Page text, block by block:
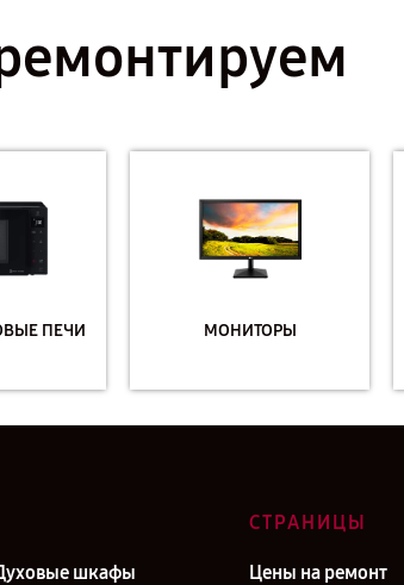
ПЕЧИ МОНИТОРЫ
шкафы
СТРАНИЦЫ
Цены на ремонт